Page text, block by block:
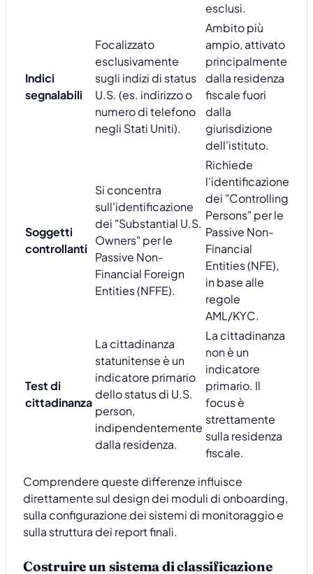
esclusi.
Indici
segnalabili
Focalizzato
esclusivamente
sugli indizi di status
U.S. (es. indirizzo o
numero di telefono
negli Stati Uniti).
Ambito più
ampio, attivato
principalmente
dalla residenza
fiscale fuori
dalla
giurisdizione
dell'istituto.
Soggetti
controllanti
Si concentra
sull'identificazione
dei "Substantial U.S.
Owners" per le
Passive Non-
Financial Foreign
Entities (NFFE).
Richiede
l'identificazione
dei "Controlling
Persons" per le
Passive Non-
Financial
Entities (NFE),
in base alle
regole
AML/KYC.
Test di
cittadinanza
La cittadinanza
statunitense è un
indicatore primario
dello status di U.S.
person,
indipendentemente
dalla residenza.
La cittadinanza
non è un
indicatore
primario. Il
focus è
strettamente
sulla residenza
fiscale.
Comprendere queste differenze influisce
direttamente sul design dei moduli di onboarding,
sulla configurazione dei sistemi di monitoraggio e
sulla struttura dei report finali.
Costruire un sistema di classificazione